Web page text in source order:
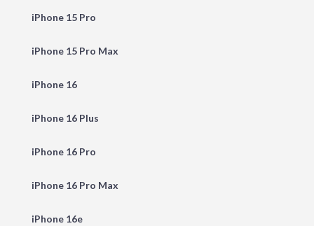
iPhone 15 Pro
iPhone 15 Pro Max
iPhone 16
iPhone 16 Plus
iPhone 16 Pro
iPhone 16 Pro Max
iPhone 16e